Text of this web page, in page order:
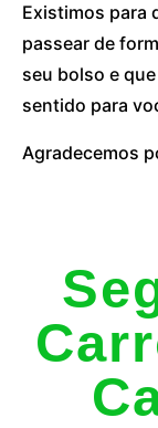
Existimos para
passear de
seu bolso e
sentido para
Agradecemos